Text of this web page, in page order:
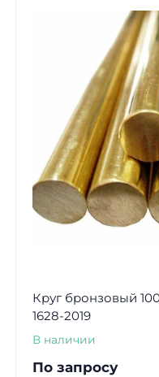
Круг бронзовый
1628-2019
В наличии
По запросу